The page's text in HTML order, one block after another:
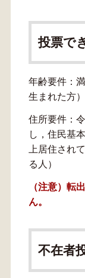
投票で
年齢要件：
生まれた方）
住所要件：
し，住民基
上居住され
る人）
（注意）転
ん。
不在者